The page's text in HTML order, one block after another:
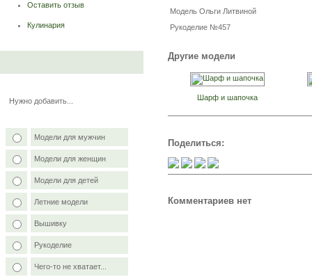
Оставить отзыв
Кулинария
Нужно добавить...
Модели для мужчин
Модели для женщин
Модели для детей
Летние модели
Вышивку
Рукоделие
Чего-то не хватает...
Модель Ольги Литвиной
Рукоделие №457
Другие модели
Шарф и шапочка
Поделиться:
Комментариев нет